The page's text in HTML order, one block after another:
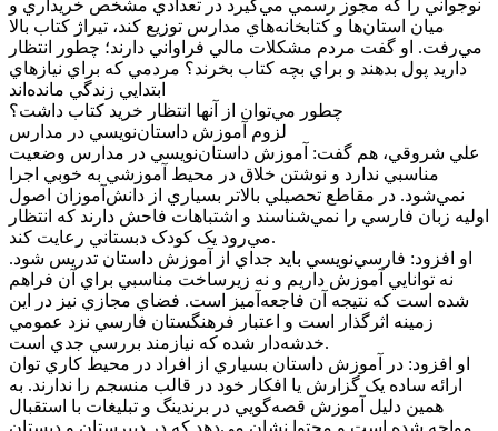
نوجواني را که مجوز رسمي مي‌گيرد در تعدادي مشخص خريداري و
ميان استان‌ها و کتابخانه‌هاي مدارس توزيع کند، تيراژ کتاب بالا
مي‌رفت. او گفت مردم مشکلات مالي فراواني دارند؛ چطور انتظار
داريد پول بدهند و براي بچه کتاب بخرند؟ مردمي که براي نيازهاي
ابتدايي زندگي مانده‌اند
چطور مي‌توان از آنها انتظار خريد کتاب داشت؟
لزوم آموزش داستان‌نويسي در مدارس
علي شروقي، هم گفت: آموزش داستان‌نويسي در مدارس وضعيت
مناسبي ندارد و نوشتن خلاق در محيط آموزشي به خوبي اجرا
نمي‌شود. در مقاطع تحصيلي بالاتر بسياري از دانش‌آموزان اصول
اوليه زبان فارسي را نمي‌شناسند و اشتباهات فاحش دارند که انتظار
مي‌رود يک کودک دبستاني رعايت کند.
او افزود: فارسي‌نويسي بايد جداي از آموزش داستان تدريس شود.
نه توانايي آموزش داريم و نه زيرساخت مناسبي براي آن فراهم
شده است که نتيجه آن فاجعه‌آميز است. فضاي مجازي نيز در اين
زمينه اثرگذار است و اعتبار فرهنگستان فارسي نزد عمومي
خدشه‌دار شده که نيازمند بررسي جدي است.
او افزود: در آموزش داستان بسياري از افراد در محيط کاري توان
ارائه ساده يک گزارش يا افکار خود در قالب منسجم را ندارند. به
همين دليل آموزش قصه‌گويي در برندينگ و تبليغات با استقبال
مواجه شده است و محتوا نشان مي‌دهد که در دبيرستان و دبستان